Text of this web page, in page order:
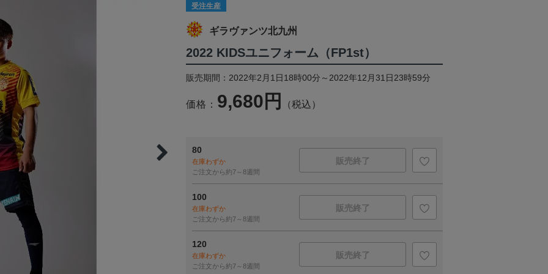
受注生産
ギラヴァンツ北九州
2022 KIDSユニフォーム（FP1st）
販売期間：2022年2月1日18時00分～2022年12月31日23時59分
価格： 9,680円 （税込）
80
在庫わずか
ご注文から約7～8週間
販売終了
100
在庫わずか
ご注文から約7～8週間
販売終了
120
在庫わずか
ご注文から約7～8週間
販売終了